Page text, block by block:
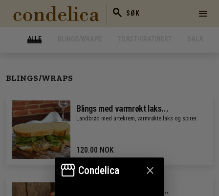
search SØK menu
ALLE
BLINGS/WRAPS
Blings med varmrøkt laks...
Landbrød med urtekrem, varmrøkte laks og spirer.
120.00 NOK
Blings med brie, bacon og...
storefront Condelica close